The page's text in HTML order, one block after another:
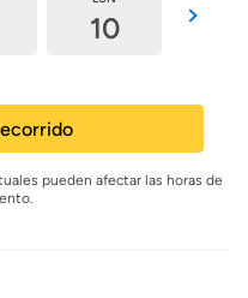
10
pueden afectar las horas de